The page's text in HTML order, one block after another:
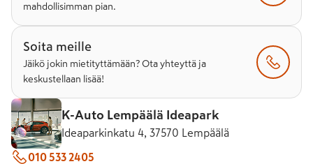
mahdollisimman pian.
Soita meille
Jäikö jokin mietityttämään? Ota yhteyttä ja
keskustellaan lisää!
K-Auto Lempäälä Ideapark
Ideaparkinkatu 4, 37570 Lempäälä
010 533 2405